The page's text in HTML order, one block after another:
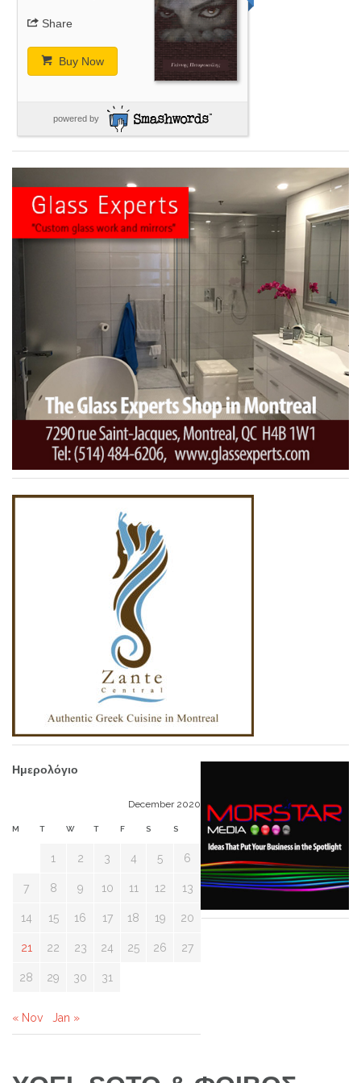
Share
Buy Now
powered by
Ημερολόγιο
December 2020
M T W T F S S
1 2 3 4 5 6
7 8 9 10 11 12 13
14 15 16 17 18 19 20
21 22 23 24 25 26 27
28 29 30 31
« Nov Jan »